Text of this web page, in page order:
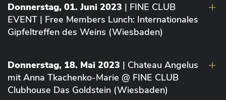
Donnerstag, 01. Juni 2023 | FINE CLUB
EVENT | Free Members Lunch: Internationales
Gipfeltreffen des Weins (Wiesbaden)
Donnerstag, 18. Mai 2023 | Chateau Angelus
mit Anna Tkachenko-Marie @ FINE CLUB
Clubhouse Das Goldstein (Wiesbaden)